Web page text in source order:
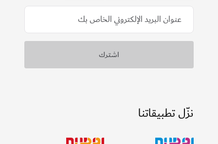
نزّل تطبيقاتنا